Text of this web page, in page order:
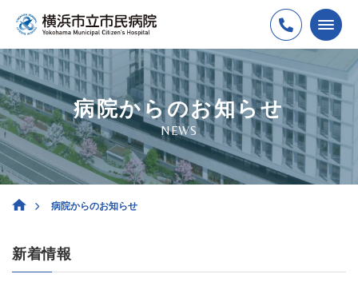
病院からのお知らせ
NEWS
病院からのお知らせ
新着情報